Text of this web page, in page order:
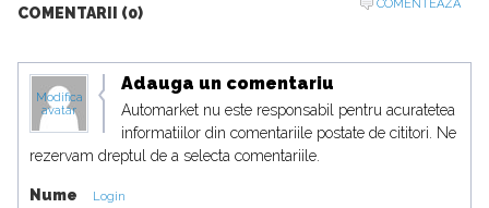
COMENTARII (0)
COMENTEAZA
Modifica
avatar
Adauga un comentariu
Automarket nu este responsabil pentru acuratetea
informatiilor din comentariile postate de cititori. Ne
rezervam dreptul de a selecta comentariile.
Nume Login